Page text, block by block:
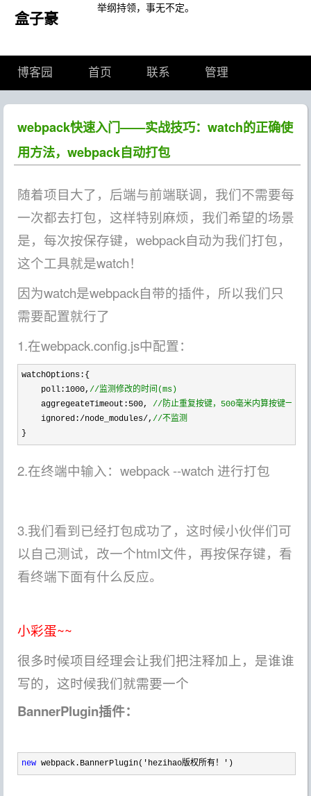
盒子豪 举纲持领，事无不定。
博客园 首页 联系 管理
webpack快速入门——实战技巧：watch的正确使
用方法，webpack自动打包
随着项目大了，后端与前端联调，我们不需要每
一次都去打包，这样特别麻烦，我们希望的场景
是，每次按保存键，webpack自动为我们打包，
这个工具就是watch！
因为watch是webpack自带的插件，所以我们只
需要配置就行了
1.在webpack.config.js中配置：
watchOptions:{
    poll:
1000, //监测修改的时间(ms)
    aggregeateTimeout:500,
//防止重复按键，500毫米内算按键一次
    ignored:/node_modules/,
//不监测
}
2.在终端中输入：webpack --watch 进行打包
3.我们看到已经打包成功了，这时候小伙伴们可
以自己测试，改一个html文件，再按保存键，看
看终端下面有什么反应。
小彩蛋~~
很多时候项目经理会让我们把注释加上，是谁谁
写的，这时候我们就需要一个
BannerPlugin插件：
new webpack.BannerPlugin('hezihao版权所有！')